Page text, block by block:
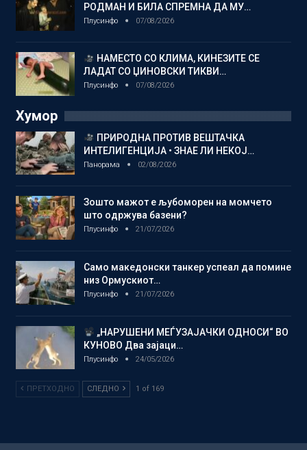
РОДМАН И БИЛА СПРЕМНА ДА МУ…
Плусинфо 07/08/2026
НАМЕСТО СО КЛИМА, КИНЕЗИТЕ СЕ
ЛАДАТ СО ЏИНОВСКИ ТИКВИ…
Плусинфо 07/08/2026
Хумор
ПРИРОДНА ПРОТИВ ВЕШТАЧКА
ИНТЕЛИГЕНЦИЈА • ЗНАЕ ЛИ НЕКОЈ…
Панорама 02/08/2026
Зошто мажот е љубоморен на момчето
што одржува базени?
Плусинфо 21/07/2026
Само македонски танкер успеал да помине
низ Ормускиот…
Плусинфо 21/07/2026
„НАРУШЕНИ МЕЃУЗАЈАЧКИ ОДНОСИ“ ВО
КУНОВО Два зајаци…
Плусинфо 24/05/2026
ПРЕТХОДНО СЛЕДНО 1 of 169